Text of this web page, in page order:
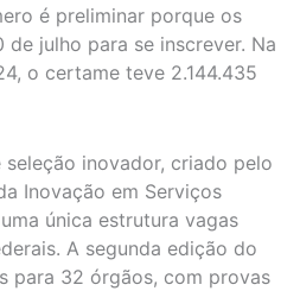
é preliminar porque os
julho para se inscrever. Na
o certame teve 2.144.435
inovador, criado pelo
Inovação em Serviços
única estrutura vagas
A segunda edição do
para 32 órgãos, com provas